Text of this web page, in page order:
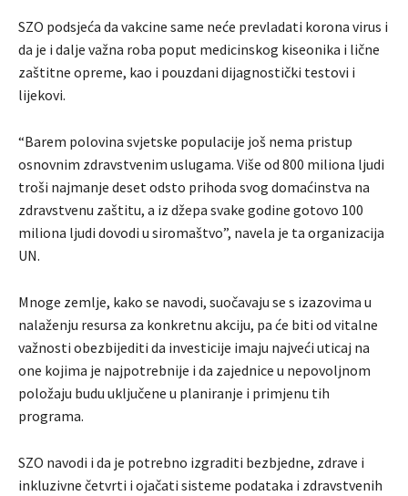
SZO podsjeća da vakcine same neće prevladati korona virus i
da je i dalje važna roba poput medicinskog kiseonika i lične
zaštitne opreme, kao i pouzdani dijagnostički testovi i
lijekovi.
“Barem polovina svjetske populacije još nema pristup
osnovnim zdravstvenim uslugama. Više od 800 miliona ljudi
troši najmanje deset odsto prihoda svog domaćinstva na
zdravstvenu zaštitu, a iz džepa svake godine gotovo 100
miliona ljudi dovodi u siromaštvo”, navela je ta organizacija
UN.
Mnoge zemlje, kako se navodi, suočavaju se s izazovima u
nalaženju resursa za konkretnu akciju, pa će biti od vitalne
važnosti obezbijediti da investicije imaju najveći uticaj na
one kojima je najpotrebnije i da zajednice u nepovoljnom
položaju budu uključene u planiranje i primjenu tih
programa.
SZO navodi i da je potrebno izgraditi bezbjedne, zdrave i
inkluzivne četvrti i ojačati sisteme podataka i zdravstvenih